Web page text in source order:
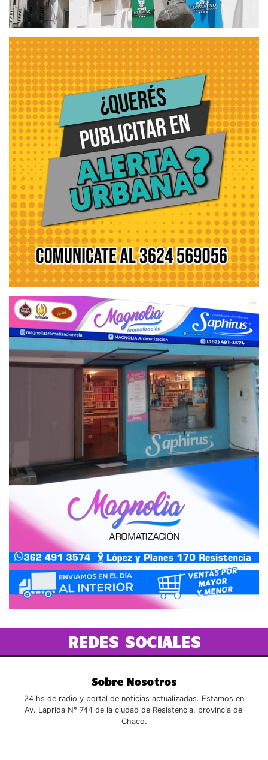
REDES SOCIALES
Sobre Nosotros
24 hs de radio y portal de noticias actualizadas. Estamos en
Av. Laprida N° 744 de la ciudad de Resistencia, provincia del
Chaco.